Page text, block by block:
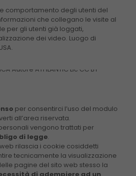
comportamento degli utenti del
che collegano le visite al
per gli utenti già loggati,
dei video. Luogo di
per consentirci l’uso del modulo
all’area riservata.
vengono trattati per
di legge.
rilascia i cookie cosiddetti
tecnicamente la visualizzazione
pagine del sito web stesso la